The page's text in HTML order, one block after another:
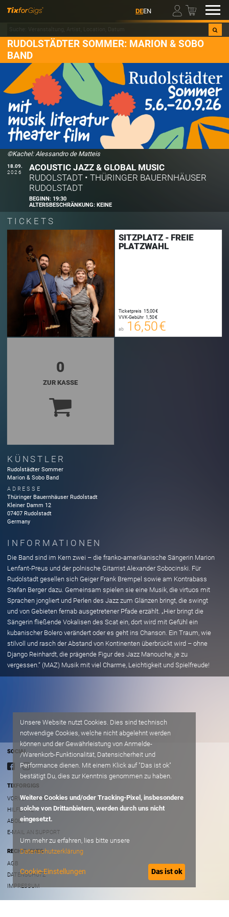
DEEN 00
RUDOLSTÄDTER SOMMER: MARION & SOBO
BAND
©Kachel: Alessandro de Matteis
18.09.
2026
ACOUSTIC JAZZ & GLOBAL MUSIC
RUDOLSTADT •THÜRINGER BAUERNHÄUSER
RUDOLSTADT
BEGINN:19:30
ALTERSBESCHRÄNKUNG:KEINE
TICKETS
SITZPLATZ - FREIE
PLATZWAHL
Ticketpreis 15,00 €
VVK-Gebühr 1,50 €
ab 16,50 €
00
0
ZUR KASSE
KÜNSTLER
Rudolstädter Sommer
Marion & Sobo Band
ADRESSE
Thüringer Bauernhäuser Rudolstadt
Kleiner Damm 12
07407 Rudolstadt
Germany
INFORMATIONEN
Die Band sind im Kern zwei – die franko-amerikanische Sängerin Marion
Lenfant-Preus und der polnische Gitarrist Alexander Sobocinski. Für
Rudolstadt gesellen sich Geiger Frank Brempel sowie am Kontrabass
Stefan Berger dazu. Gemeinsam spielen sie eine Musik, die virtuos mit
Sprachen jongliert und Perlen des Jazz zum Glänzen bringt, die swingt
und von Gebieten fernab ausgetretener Pfade erzählt. „Hier bringt die
Sängerin fließende Vokalisen des Scat ein, dort wird mit Gefühl ein
kubanischer Bolero verändert oder es geht ins Chanson. Ein Traum, wie
stilvoll und rasch der Abstand von Kontinenten überbrückt wird – ohne
Django Reinhardt, die prägende Figur des Jazz Manouche, je zu
vergessen.“ (MAZ) Musik mit viel Charme, Leichtigkeit und Spielfreude!
SOCIAL
TIXFORGIGS
VORVERKAUFSSTELLEN
HILFE/FAQ
ABOUT
E-MAIL AN SUPPORT
RECHTLICHES
AGB
DATENSCHUTZ
IMPRESSUM
Unsere Website nutzt Cookies. Dies sind technisch
notwendige Cookies, welche nicht abgelehnt werden
können und der Gewährleistung von Anmelde-
/Warenkorb-Funktionalität, Datensicherheit und
Performance dienen. Mit einem Klick auf "Das ist ok"
bestätigt Du, dies zur Kenntnis genommen zu haben.
Weitere Cookies und/oder Tracking-Pixel, insbesondere
solche von Drittanbietern, werden durch uns nicht
eingesetzt.
Um mehr zu erfahren, lies bitte unsere
Datenschutzerklärung
Cookie-Einstellungen Das ist ok